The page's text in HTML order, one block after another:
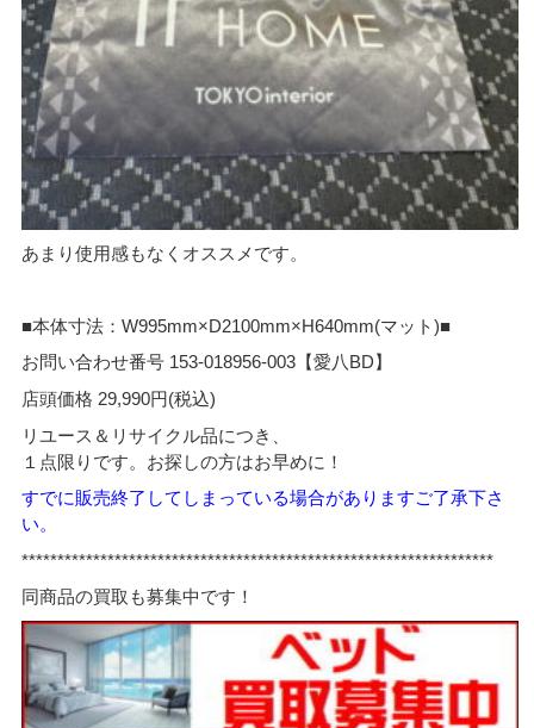
あまり使用感もなくオススメです。
■本体寸法：W995mm×D2100mm×H640mm(マット)■
お問い合わせ番号 153-018956-003【愛八BD】
店頭価格 29,990円(税込)
リユース＆リサイクル品につき、
１点限りです。お探しの方はお早めに！
すでに販売終了してしまっている場合がありますご了承下さ
い。
******************************************************************
同商品の買取も募集中です！